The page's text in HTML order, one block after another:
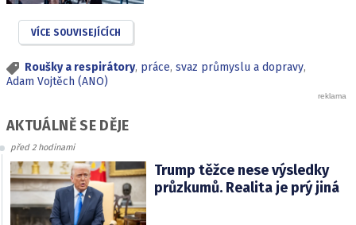
VÍCE SOUVISEJÍCÍCH
Roušky a respirátory, práce, svaz průmyslu a dopravy,
Adam Vojtěch (ANO)
AKTUÁLNĚ SE DĚJE
před 2 hodinami
Trump těžce nese výsledky
průzkumů. Realita je prý jiná